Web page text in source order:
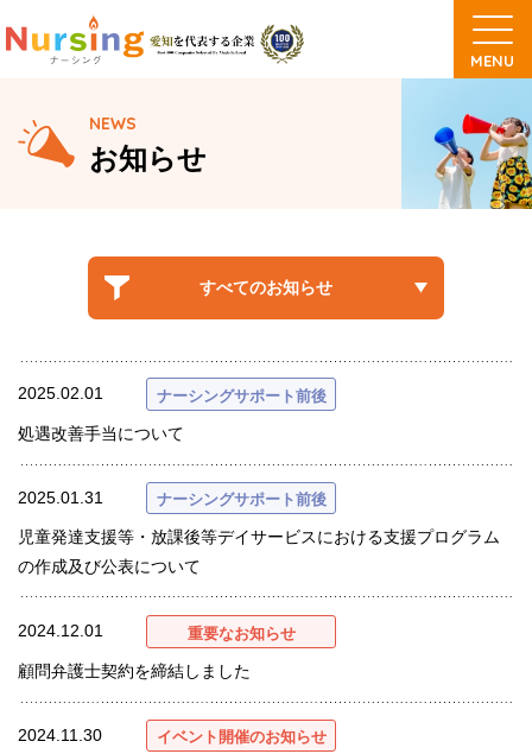
NEWS
お知らせ
すべてのお知らせ
2025.02.01 ナーシングサポート前後
処遇改善手当について
2025.01.31 ナーシングサポート前後
児童発達支援等・放課後等デイサービスにおける支援プログラム
の作成及び公表について
2024.12.01 重要なお知らせ
顧問弁護士契約を締結しました
2024.11.30 イベント開催のお知らせ